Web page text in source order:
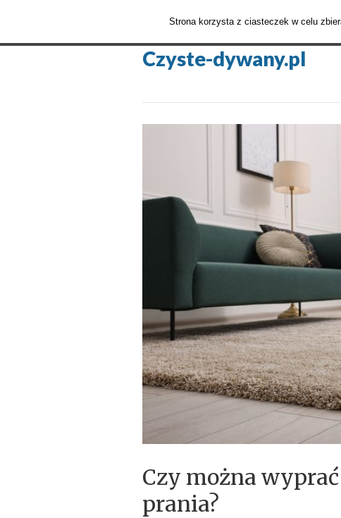
Czyste-dywany.pl
Czy można
prania?
Strona korzysta z ciasteczek w celu